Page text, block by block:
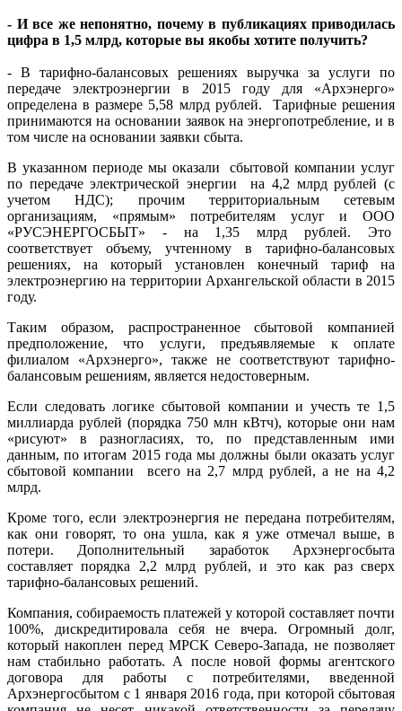
- И все же непонятно, почему в публикациях приводилась
цифра в 1,5 млрд, которые вы якобы хотите получить?
- В тарифно-балансовых решениях выручка за услуги по
передаче электроэнергии в 2015 году для «Архэнерго»
определена в размере 5,58 млрд рублей. Тарифные решения
принимаются на основании заявок на энергопотребление, и в
том числе на основании заявки сбыта.
В указанном периоде мы оказали сбытовой компании услуг
по передаче электрической энергии на 4,2 млрд рублей (с
учетом НДС); прочим территориальным сетевым
организациям, «прямым» потребителям услуг и ООО
«РУСЭНЕРГОСБЫТ» - на 1,35 млрд рублей. Это
соответствует объему, учтенному в тарифно-балансовых
решениях, на который установлен конечный тариф на
электроэнергию на территории Архангельской области в 2015
году.
Таким образом, распространенное сбытовой компанией
предположение, что услуги, предъявляемые к оплате
филиалом «Архэнерго», также не соответствуют тарифно-
балансовым решениям, является недостоверным.
Если следовать логике сбытовой компании и учесть те 1,5
миллиарда рублей (порядка 750 млн кВтч), которые они нам
«рисуют» в разногласиях, то, по представленным ими
данным, по итогам 2015 года мы должны были оказать услуг
сбытовой компании всего на 2,7 млрд рублей, а не на 4,2
млрд.
Кроме того, если электроэнергия не передана потребителям,
как они говорят, то она ушла, как я уже отмечал выше, в
потери. Дополнительный заработок Архэнергосбыта
составляет порядка 2,2 млрд рублей, и это как раз сверх
тарифно-балансовых решений.
Компания, собираемость платежей у которой составляет почти
100%, дискредитировала себя не вчера. Огромный долг,
который накоплен перед МРСК Северо-Запада, не позволяет
нам стабильно работать. А после новой формы агентского
договора для работы с потребителями, введенной
Архэнергосбытом с 1 января 2016 года, при которой сбытовая